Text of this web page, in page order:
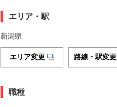
エリア・駅
新潟県
エリア変更 路線・駅変更
職種